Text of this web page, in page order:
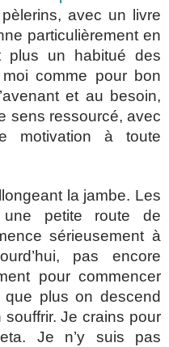
avec un livre
particulièrement en
plus un habitué des
comme pour bon
et au besoin,
sens ressourcé, avec
motivation à toute
la jambe. Les
petite route de
sérieusement à
pas encore
pour commencer
plus on descend
Je crains pour
Je n’y suis pas